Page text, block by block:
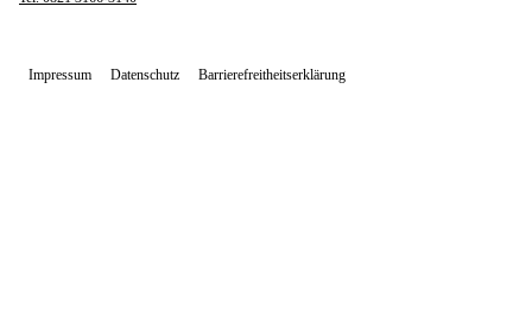
Impressum Datenschutz Barrierefreitheitserklärung